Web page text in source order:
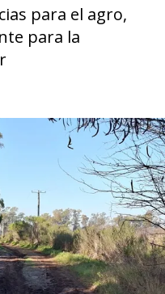
para el agro,
para la